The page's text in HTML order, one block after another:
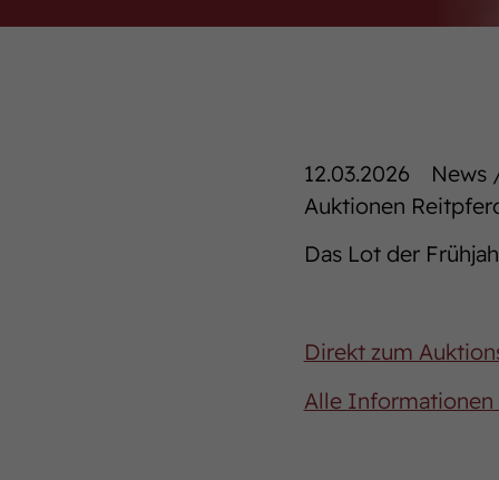
12.03.2026
News
Auktionen
Das Lot der
Direkt zum
Alle Informationen